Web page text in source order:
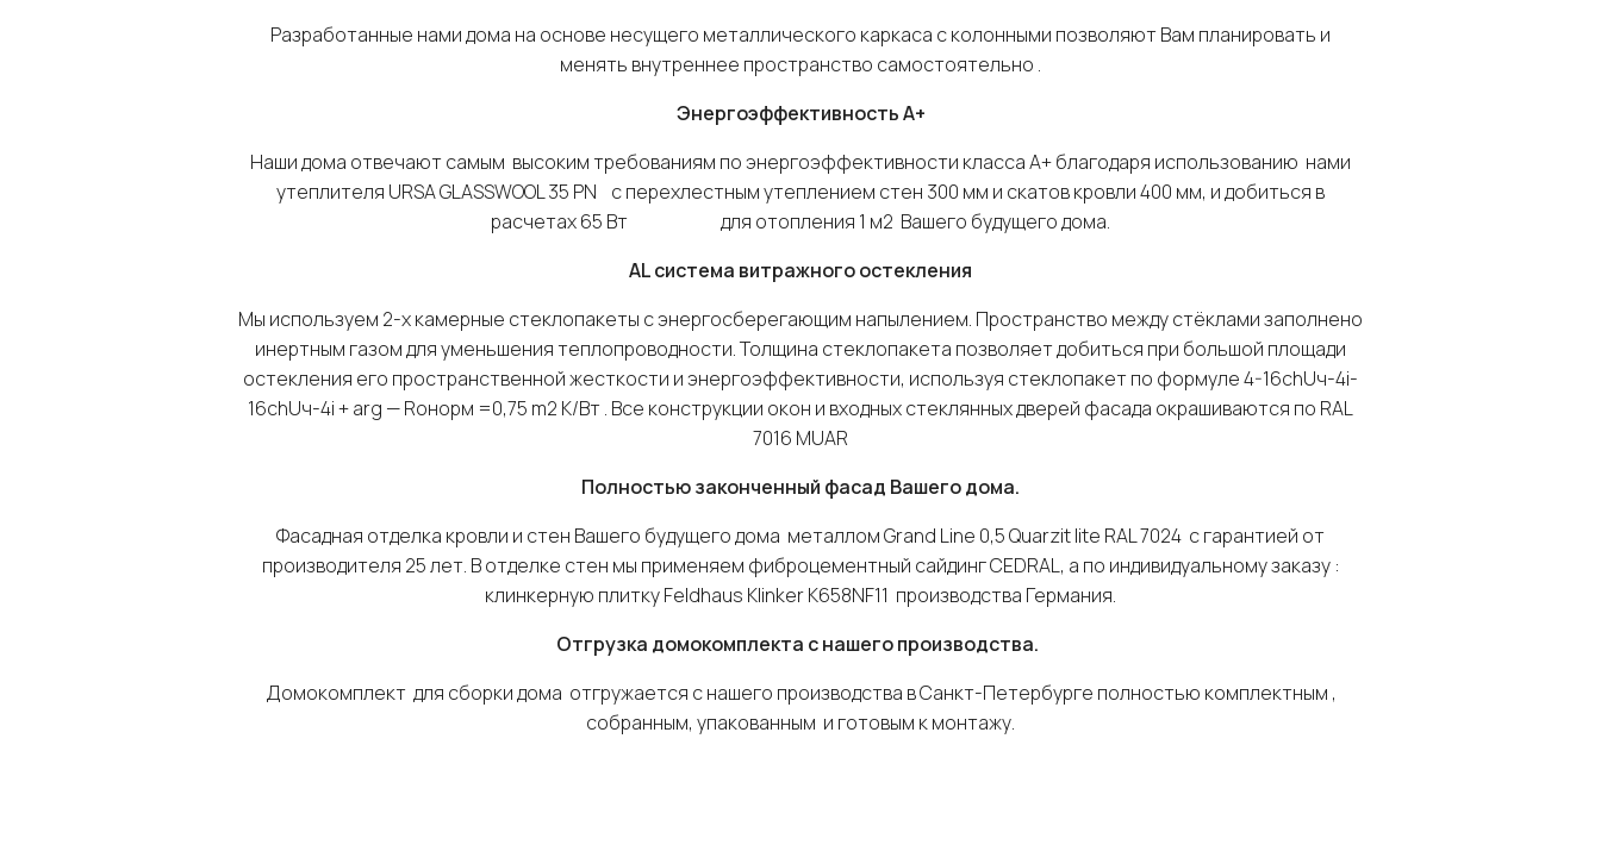
Разработанные нами дома на основе несущего металлического каркаса с колонными позволяют Вам планировать и
менять внутреннее пространство самостоятельно .
ЭнергоэффективностьA+
Наши дома отвечают самым высоким требованиям по энергоэффективности класса А+ благодаря использованию нами
утеплителя URSA GLASSWOOL 35 PN с перехлестным утеплением стен 300 мм и скатов кровли 400 мм, и добиться в
расчетах 65 Вт для отопления 1 м2 Вашего будущего дома.
ALсистема витражного остекления
Мы используем 2-х камерные стеклопакеты с энергосберегающим напылением. Пространство между стёклами заполнено
инертным газом для уменьшения теплопроводности. Толщина стеклопакета позволяет добиться при большой площади
остекления его пространственной жесткости и энергоэффективности, используя стеклопакет по формуле 4-16chUч-4i-
16chUч-4i + arg — Roнорм =0,75 m2 K/Bт . Все конструкции окон и входных стеклянных дверей фасада окрашиваются по RAL
7016 MUAR
Полностью законченный фасад Вашего дома.
Фасадная отделка кровли и стен Вашего будущего дома металлом Grand Line 0,5 Quarzit lite RAL 7024 с гарантией от
производителя 25 лет. В отделке стен мы применяем фиброцементный сайдинг CEDRAL, а по индивидуальному заказу :
клинкерную плитку Feldhaus Klinker К658NF11 производства Германия.
Отгрузка домокомплекта с нашего производства.
Домокомплект для сборки дома отгружается с нашего производства в Санкт-Петербурге полностью комплектным ,
собранным, упакованным и готовым к монтажу.